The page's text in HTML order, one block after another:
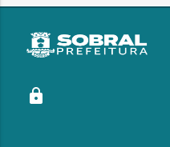
lock